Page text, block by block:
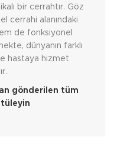
bir cerrahtır. Göz
cerrahi alanındaki
de fonksiyonel
dünyanın farklı
hastaya hizmet
gönderilen tüm